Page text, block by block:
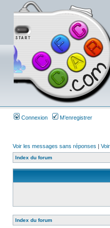
Connexion M’enregistrer
Voir les messages sans réponses |
Index du forum
Index du forum